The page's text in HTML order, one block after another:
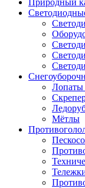
Природный
Лопаты
Мётлы